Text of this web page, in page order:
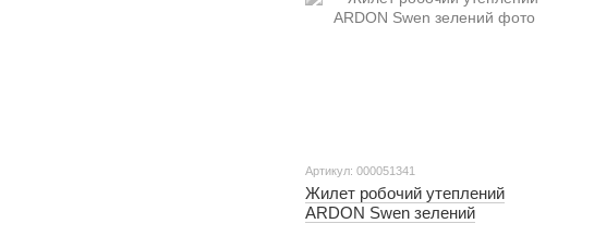
Артикул: 000051341
Жилет робочий утеплений
ARDON Swen зелений